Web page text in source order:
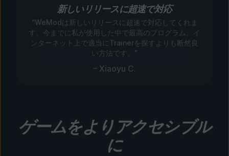
新しいリリースに超速で対応
“WeModは新しいリリースに超速で対応してくれま
す。今までに私が使用した中で最高のプログラム。イ
ンターネット上で適当にTrainerを探すよりも断然良
い方法です。”
– Xiaoyu C.
ゲームをよりアクセシブル
に